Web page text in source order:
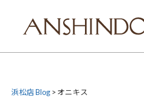
浜松店 Blog > オニキス